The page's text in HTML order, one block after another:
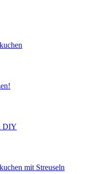
DIY
mit Streuseln